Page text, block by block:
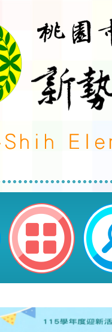
中教育大學
研習班」課